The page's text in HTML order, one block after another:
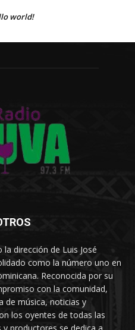
world!
dirección de Luis José
como la número uno en
Reconocida por su
con la comunidad,
de música, noticias y
los oyentes de todas las